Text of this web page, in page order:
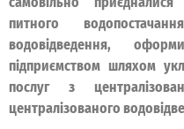
питного
водовідведення,
підприємством шляхом
послуг з
централізованого